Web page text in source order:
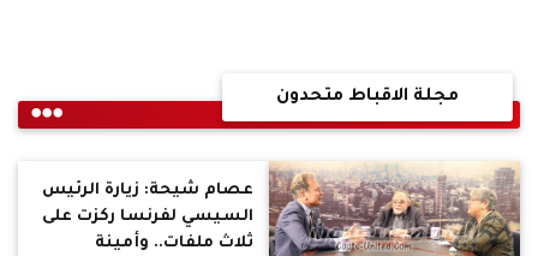
مجلة الاقباط متحدون
عصام شيحة: زيارة الرئيس
السيسي لفرنسا ركزت على
ثلاث ملفات.. وأمينة